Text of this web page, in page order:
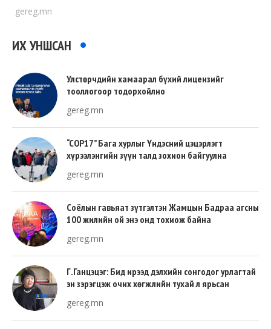
gereg.mn
ИХ УНШСАН
Улстөрчдийн хамаарал бүхий лицензийг
тооллогоор тодорхойлно
gereg.mn
“COP17” Бага хурлыг Үндэсний цэцэрлэгт
хүрээлэнгийн зүүн талд зохион байгуулна
gereg.mn
Соёлын гавьяат зүтгэлтэн Жамцын Бадраа агсны
100 жилийн ой энэ онд тохиож байна
gereg.mn
Г.Ганцэцэг: Бид ирээд дэлхийн сонгодог урлагтай
эн зэрэгцэж очих хөгжлийн тухай л ярьсан
gereg.mn